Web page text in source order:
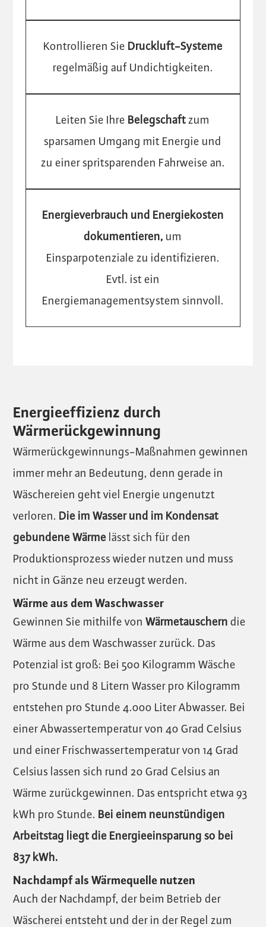
Kontrollieren Sie Druckluft-Systeme
regelmäßig auf Undichtigkeiten.
Leiten Sie Ihre Belegschaft zum
sparsamen Umgang mit Energie und
zu einer spritsparenden Fahrweise an.
Energieverbrauch und Energiekosten
dokumentieren, um
Einsparpotenziale zu identifizieren.
Evtl. ist ein
Energiemanagementsystem sinnvoll.
Energieeffizienz durch
Wärmerückgewinnung
Wärmerückgewinnungs-Maßnahmen gewinnen
immer mehr an Bedeutung, denn gerade in
Wäschereien geht viel Energie ungenutzt
verloren. Die im Wasser und im Kondensat
gebundene Wärme lässt sich für den
Produktionsprozess wieder nutzen und muss
nicht in Gänze neu erzeugt werden.
Wärme aus dem Waschwasser
Gewinnen Sie mithilfe vonWärmetauschern die
Wärme aus dem Waschwasser zurück. Das
Potenzial ist groß: Bei 500 Kilogramm Wäsche
pro Stunde und 8 Litern Wasser pro Kilogramm
entstehen pro Stunde 4.000 Liter Abwasser. Bei
einer Abwassertemperatur von 40 Grad Celsius
und einer Frischwassertemperatur von 14 Grad
Celsius lassen sich rund 20 Grad Celsius an
Wärme zurückgewinnen. Das entspricht etwa 93
kWh pro Stunde. Bei einem neunstündigen
Arbeitstag liegt die Energieeinsparung so bei
837 kWh.
Nachdampf als Wärmequelle nutzen
Auch der Nachdampf, der beim Betrieb der
Wäscherei entsteht und der in der Regel zum